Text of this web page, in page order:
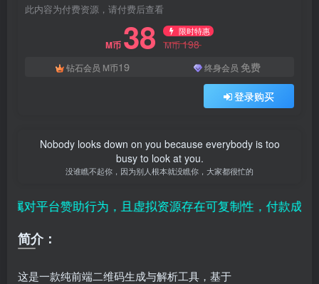
此内容为付费资源，请付费后查看
M币 38 限时特惠
M币198
钻石会员 M币19 终身会员 免费
登录购买
Nobody looks down on you because everybody is too
busy to look at you.
没谁瞧不起你，因为别人根本就没瞧你，大家都很忙的
平台赞助行为，且虚拟资源存在可复制性，付款成功既
简介：
这是一款纯前端二维码生成与解析工具，基于